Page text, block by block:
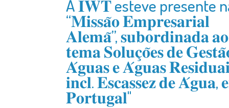
A 𝐈𝐖𝐓 esteve presente
“𝐌𝐢𝐬𝐬𝐚̃𝐨 𝐄𝐦𝐩𝐫𝐞𝐬𝐚𝐫𝐢𝐚𝐥
𝐀𝐥𝐞𝐦𝐚̃”, 𝐬𝐮𝐛𝐨𝐫𝐝𝐢𝐧𝐚𝐝𝐚 𝐚𝐨
𝐭𝐞𝐦𝐚 𝐒𝐨𝐥𝐮𝐜̧𝐨̃𝐞𝐬 𝐝𝐞
𝐀́𝐠𝐮𝐚𝐬 𝐞 𝐀́𝐠𝐮𝐚𝐬
𝐢𝐧𝐜𝐥. 𝐄𝐬𝐜𝐚𝐬𝐬𝐞𝐳 𝐝𝐞 𝐀́𝐠𝐮𝐚,
𝐏𝐨𝐫𝐭𝐮𝐠𝐚𝐥"